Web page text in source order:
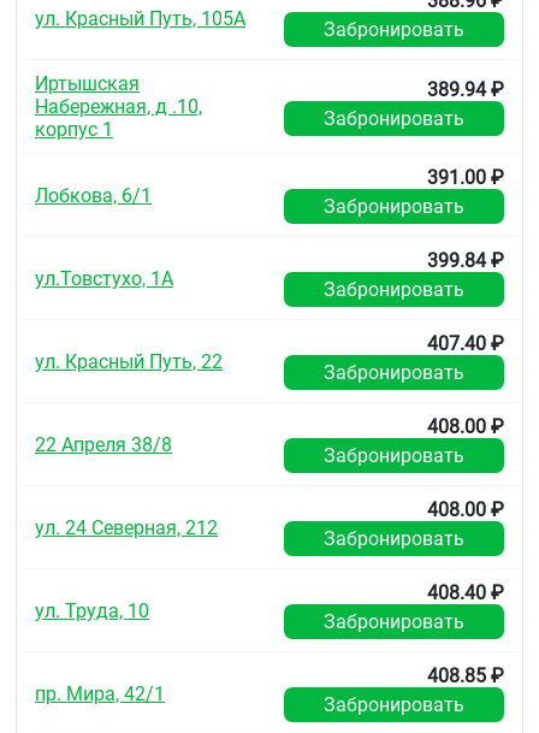
ул. Красный Путь, 105А
Забронировать
Иртышская
Набережная, д .10,
корпус 1
389.94 ₽
Забронировать
Лобкова, 6/1
391.00 ₽
Забронировать
ул.Товстухо, 1А
399.84 ₽
Забронировать
ул. Красный Путь, 22
407.40 ₽
Забронировать
22 Апреля 38/8
408.00 ₽
Забронировать
ул. 24 Северная, 212
408.00 ₽
Забронировать
ул. Труда, 10
408.40 ₽
Забронировать
пр. Мира, 42/1
408.85 ₽
Забронировать